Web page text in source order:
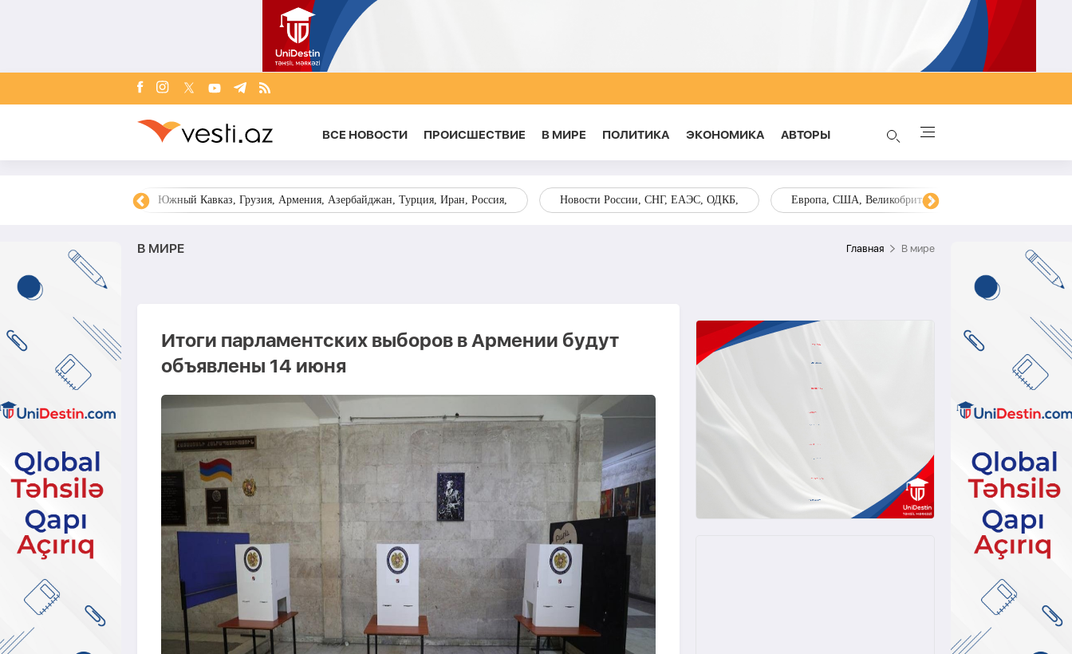
ВСЕ НОВОСТИ ПРОИСШЕСТВИЕ В МИРЕ ПОЛИТИКА ЭКОНОМИКА AВТОРЫ
Южный Кавказ, Грузия, Армения, Азербайджан, Турция, Иран, Россия, Новости России, СНГ, ЕАЭС, ОДКБ, Европа, США, Великобритания, Украина, Запад,
В МИРЕ Главная В мире
Итоги парламентских выборов в Армении будут
объявлены 14 июня